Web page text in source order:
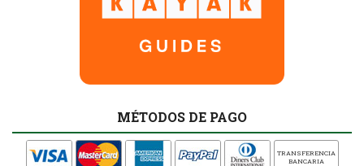
MÉTODOS DE PAGO
TRANSFERENCIA
BANCARIA